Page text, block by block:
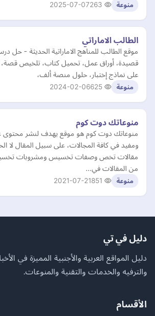
منوعة 2025-07-07
الطالب الاماراتي
موقع الطالب للمناهج الاماراتية الحديثة - حل
قصيدة، أوراق عمل، تحميل كتاب، تلخيص قصة،
على نماذج إختبار، حلول منصة ألف،
منوعة 2024-02-06
منوعاتك دوت كوم
منوعاتك دوت كوم هو موقع يهدف لنشر محتوى
ومفيد في كافة المجالات، على سبيل المقال لا
مقالات تخص وصفات تخسيس ومشروبات
من المقالات في…
منوعة 2021-07-21
دليل في تي
دليل المواقع العربية والأجنبية المميزة في
والترفيه والخدمات والتقنية والمنوعات.
الأقسام